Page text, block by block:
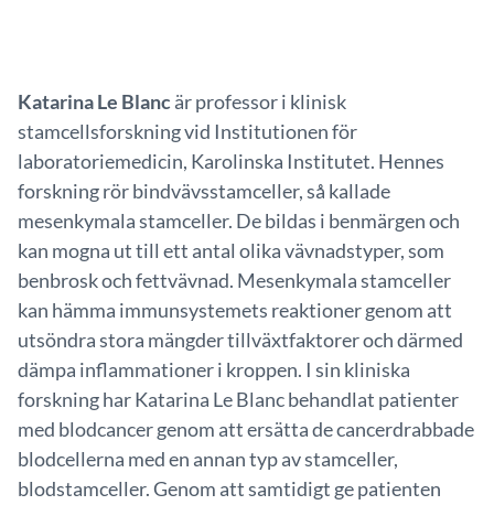
Katarina Le Blanc är professor i klinisk
stamcellsforskning vid Institutionen för
laboratoriemedicin, Karolinska Institutet. Hennes
forskning rör bindvävsstamceller, så kallade
mesenkymala stamceller. De bildas i benmärgen och
kan mogna ut till ett antal olika vävnadstyper, som
benbrosk och fettvävnad. Mesenkymala stamceller
kan hämma immunsystemets reaktioner genom att
utsöndra stora mängder tillväxtfaktorer och därmed
dämpa inflammationer i kroppen. I sin kliniska
forskning har Katarina Le Blanc behandlat patienter
med blodcancer genom att ersätta de cancerdrabbade
blodcellerna med en annan typ av stamceller,
blodstamceller. Genom att samtidigt ge patienten